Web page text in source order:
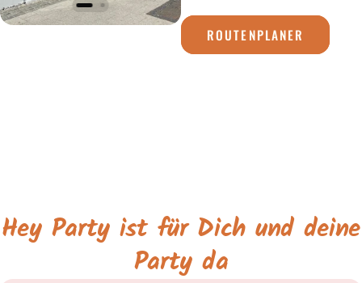
ROUTENPLANER
Hey Party ist für Dich und deine
Party da